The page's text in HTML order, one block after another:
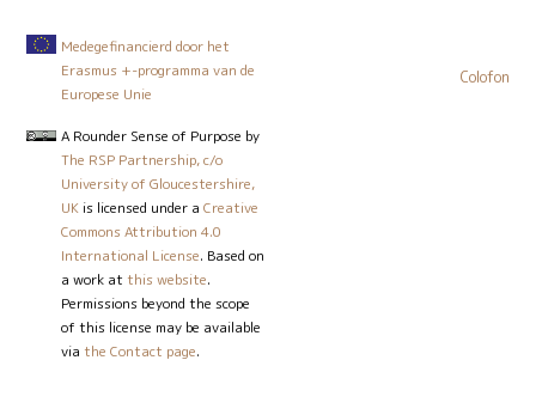
Medegefinancierd door het
Erasmus +-programma van de
Europese Unie
A Rounder Sense of Purpose by
The RSP Partnership, c/o
University of Gloucestershire,
UK is licensed under aCreative
Commons Attribution 4.0
International License. Based on
a work at this website.
Permissions beyond the scope
of this license may be available
via the Contact page.
Colofon